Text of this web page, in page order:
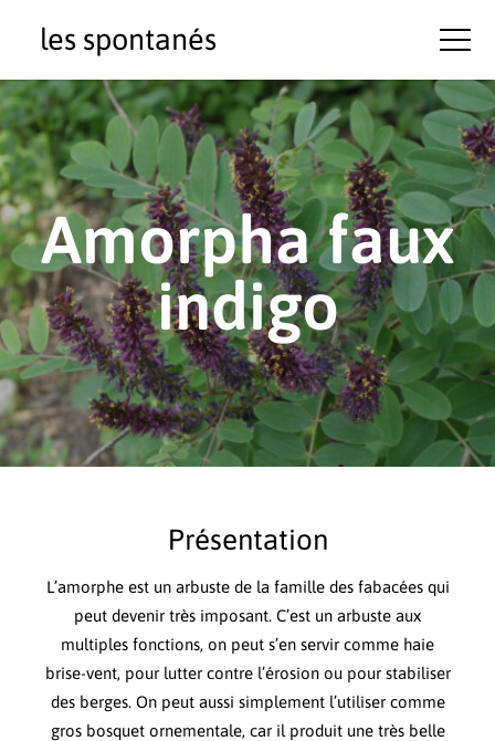
les spontanés
Amorpha faux
indigo
Présentation
L’amorphe est un arbuste de la famille des fabacées qui
peut devenir très imposant. C’est un arbuste aux
multiples fonctions, on peut s’en servir comme haie
brise-vent, pour lutter contre l’érosion ou pour stabiliser
des berges. On peut aussi simplement l’utiliser comme
gros bosquet ornementale, car il produit une très belle